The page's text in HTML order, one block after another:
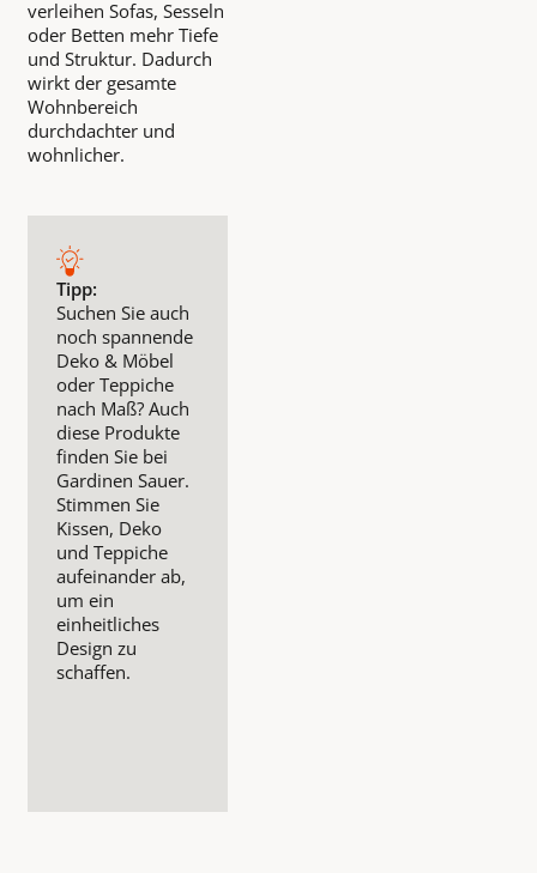
verleihen Sofas, Sesseln
oder Betten mehr Tiefe
und Struktur. Dadurch
wirkt der gesamte
Wohnbereich
durchdachter und
wohnlicher.
Tipp:
Suchen Sie auch
noch spannende
Deko & Möbel
oder Teppiche
nach Maß? Auch
diese Produkte
finden Sie bei
Gardinen Sauer.
Stimmen Sie
Kissen, Deko
und Teppiche
aufeinander ab,
um ein
einheitliches
Design zu
schaffen.